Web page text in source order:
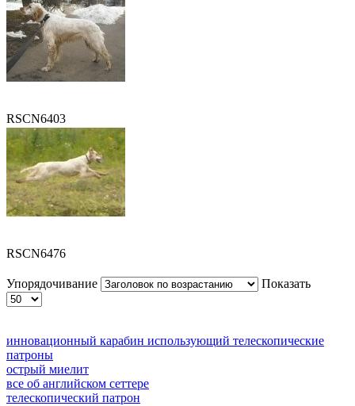
RSCN6403
RSCN6476
Упорядочивание Показать
инновационный карабин использующий телескопические
патроны
острый миелит
все об английском сеттере
телескопический патрон